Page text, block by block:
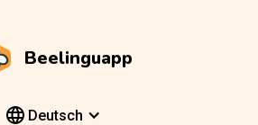
Beelinguapp
Deutsch